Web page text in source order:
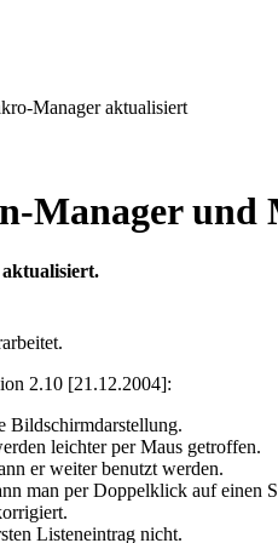
Manager aktualisiert
Manager
2.10 [21.12.2004]:
Bildschirmdarstellung.
leichter per Maus getroffen.
er weiter benutzt werden.
man per Doppelklick auf einen
Listeneintrag nicht.